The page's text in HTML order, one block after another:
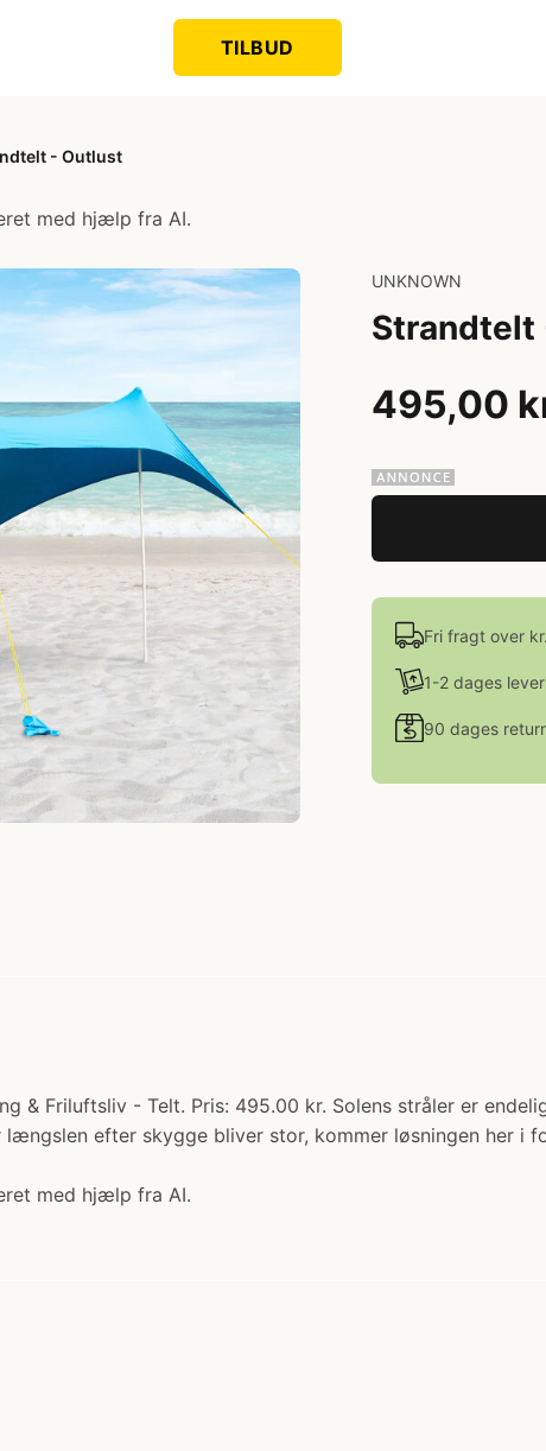
TILBUD
- Outlust
med hjælp fra AI.
UNKNOWN
Strandtelt
495,00
Fri fragt over
1-2 dages
90 dages
& Friluftsliv - Telt. Pris: 495.00 kr. Solens stråler er
efter skygge bliver stor, kommer løsningen her i
med hjælp fra AI.